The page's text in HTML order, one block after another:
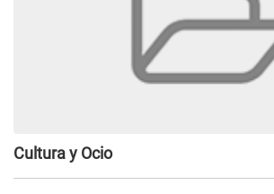
Cultura y Ocio